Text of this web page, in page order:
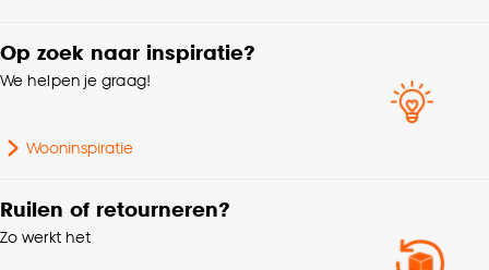
Vorm
Op zoek naar inspiratie?
We helpen je graag!
Wooninspiratie
Ruilen of retourneren?
Zo werkt het